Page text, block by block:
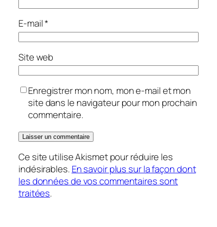
E-mail*
Site web
Enregistrer mon nom, mon e-mail et mon
site dans le navigateur pour mon prochain
commentaire.
Ce site utilise Akismet pour réduire les
indésirables. En savoir plus sur la façon dont
les données de vos commentaires sont
traitées.